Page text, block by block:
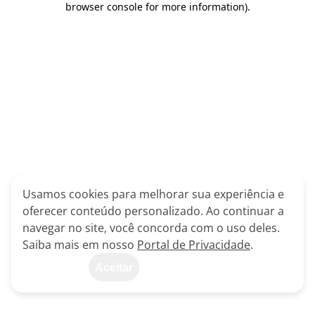
browser console for more information).
Usamos cookies para melhorar sua experiência e
oferecer conteúdo personalizado. Ao continuar a
navegar no site, você concorda com o uso deles.
Saiba mais em nosso Portal de Privacidade.